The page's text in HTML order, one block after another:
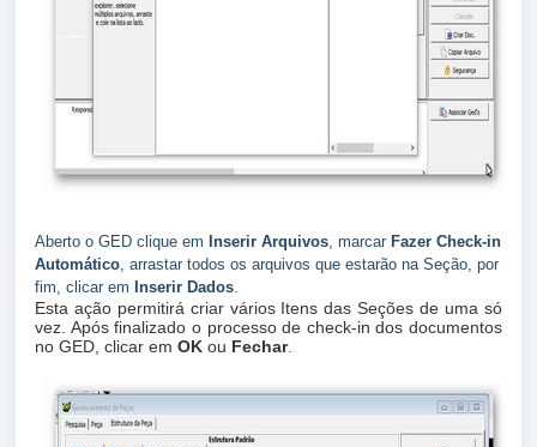
Aberto o GED clique em Inserir Arquivos , marcar Fazer Check-in
Automático , arrastar todos os arquivos que estarão na Seção, por
fim, clicar em Inserir Dados
Esta ação permitirá criar vários Itens das Seções de uma só
vez. Após finalizado o processo de check-in dos documentos
no GED, clicar em OK ou Fechar.